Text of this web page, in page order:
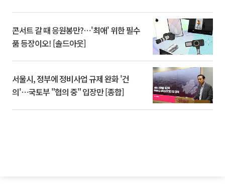
콘서트 갈 때 응원봉만?⋯'최애' 위한 필수
품 등장이오! [솔드아웃]
서울시, 정부에 정비사업 규제 완화 '건
의'⋯국토부 "협의 중" 입장만 [종합]